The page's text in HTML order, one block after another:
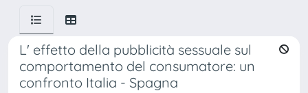
L' effetto della pubblicità sessuale sul
comportamento del consumatore: un
confronto Italia - Spagna